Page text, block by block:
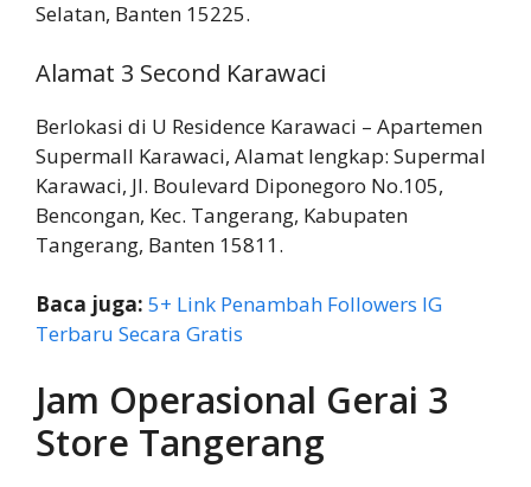
Selatan, Banten 15225.
Alamat 3 Second Karawaci
Berlokasi di U Residence Karawaci – Apartemen
Supermall Karawaci, Alamat lengkap: Supermal
Karawaci, Jl. Boulevard Diponegoro No.105,
Bencongan, Kec. Tangerang, Kabupaten
Tangerang, Banten 15811.
Baca juga: 5+ Link Penambah Followers IG
Terbaru Secara Gratis
Jam Operasional Gerai 3
Store Tangerang